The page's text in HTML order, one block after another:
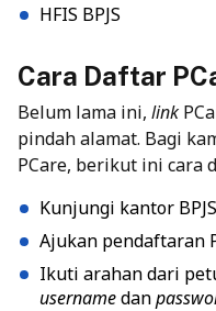
HFIS BPJS
Cara Daftar
Belum lama ini, link
pindah alamat. Bagi
PCare, berikut ini cara
Kunjungi kantor
Ajukan pendaftaran
Ikuti arahan dari
usernamedan